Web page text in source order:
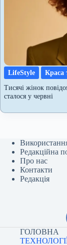
LifeStyle
Краса
Тисячі жінок
сталося у червні
Редакційна
Про нас
Контакти
Редакція
ГОЛОВНА